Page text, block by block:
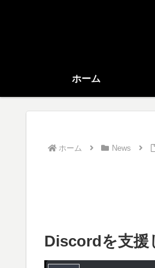
ホーム
ホーム News
Discordを支援